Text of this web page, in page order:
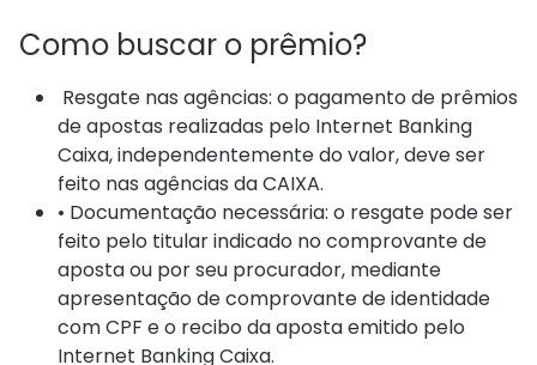
Como buscar o prêmio?
Resgate nas agências: o pagamento de prêmios
de apostas realizadas pelo Internet Banking
Caixa, independentemente do valor, deve ser
feito nas agências da CAIXA.
• Documentação necessária: o resgate pode ser
feito pelo titular indicado no comprovante de
aposta ou por seu procurador, mediante
apresentação de comprovante de identidade
com CPF e o recibo da aposta emitido pelo
Internet Banking Caixa.